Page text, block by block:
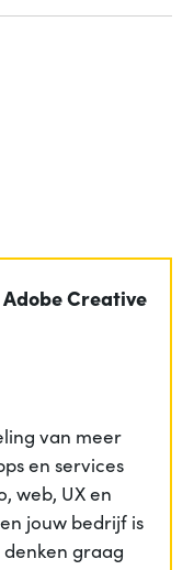
Adobe Creative
van meer
en services
web, UX en
jouw bedrijf is
denken graag